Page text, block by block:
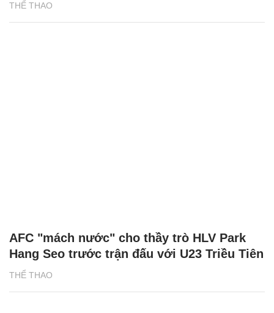
THỂ THAO
THỂ THAO
AFC "mách nước" cho thầy trò HLV Park
Hang Seo trước trận đấu với U23 Triều Tiên